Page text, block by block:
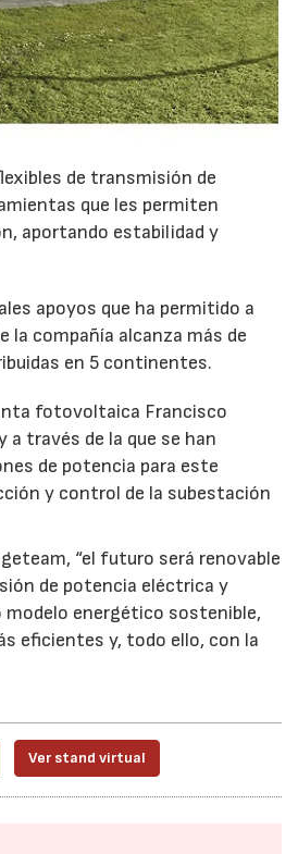
de transmisión de
que les permiten
aportando estabilidad y
apoyos que ha permitido a
compañía alcanza más de
en 5 continentes.
fotovoltaica Francisco
a través de la que se han
de potencia para este
y control de la subestación
“el futuro será renovable
de potencia eléctrica y
energético sostenible,
eficientes y, todo ello, con la
Ver stand virtual
30/07/2026